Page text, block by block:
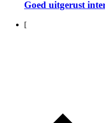
Goed uitgerust
[